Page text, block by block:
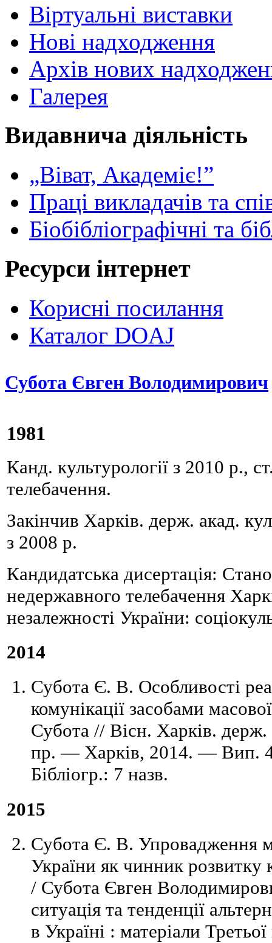
Віртуальні виставки
Нові надходження
Архів нових
Галерея
Видавнича діяльність
„Віват, Академіє!”
Праці викладачів та
Біобібліографічні та
Ресурси інтернет
Корисні посилання
Каталог DOAJ
Субота Євген Володимирович
1981
Канд. культурології з 2010 р.,
телебачення.
Закінчив Харків. держ. акад.
з 2008 р.
Кандидатська дисертація:
недержавного телебачення
незалежності України:
2014
Субота Є. В. Особливості
комунікації засобами
Субота // Вісн. Харків. держ.
пр. — Харків, 2014. — Вип.
Бібліогр.: 7 назв.
2015
Субота Є. В. Упровадження
України як чинник розвитку
/ Субота Євген
ситуація та тенденції
в Україні : матеріали